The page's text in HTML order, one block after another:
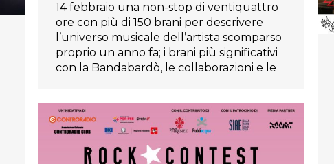
14 febbraio una non-stop di ventiquattro
ore con più di 150 brani per descrivere
l’universo musicale dell’artista scomparso
proprio un anno fa; i brani più significativi
con la Bandabardò, le collaborazioni e le